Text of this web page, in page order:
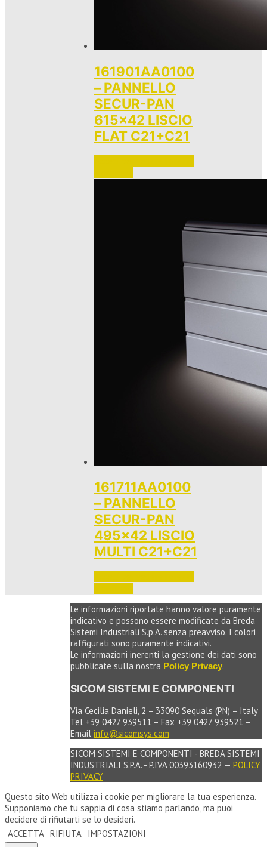
161901AA0100
– PANNELLO
SECUR-PAN
615×42 LISCIO
FLAT C21+C21
161711AA0100
– PANNELLO
SECUR-PAN
495×42 LISCIO
MULTI C21+C21
Le informazioni riportate hanno valore puramente
indicativo e possono essere modificate da Breda
Sistemi Industriali S.p.A. senza preavviso. I colori
raffigurati sono puramente indicativi.
Le informazioni inerenti la gestione dei dati sono
pubblicate sulla nostra Policy Privacy.
SICOM SISTEMI E COMPONENTI
Via Cecilia Danieli, 2 – 33090 Sequals (PN) – Italy
Tel +39 0427 939511 – Fax +39 0427 939521 –
Email info@sicomsys.com
SICOM SISTEMI E COMPONENTI - BREDA SISTEMI
INDUSTRIALI S.P.A. - P.IVA 00393160932 — POLICY
PRIVACY
Questo sito Web utilizza i cookie per migliorare la tua esperienza.
Supponiamo che tu sappia di cosa stiamo parlando, ma puoi
decidere di rifiutarti se lo desideri.
ACCETTA RIFIUTA IMPOSTAZIONI